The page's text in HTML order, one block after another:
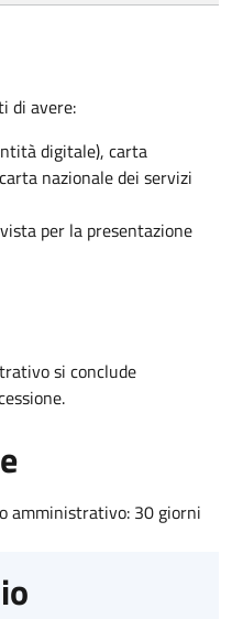
di avere:
digitale), carta
nazionale dei servizi
per la presentazione
si conclude
amministrativo: 30 giorni